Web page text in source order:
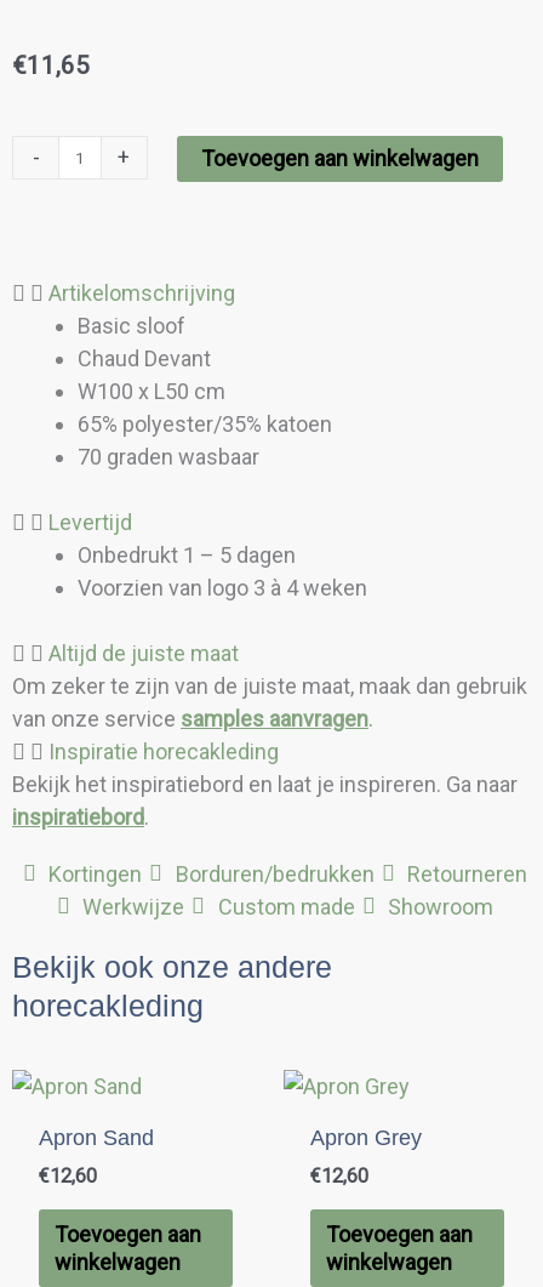
€11,65
-
White
+ Toevoegen aan winkelwagen
Artikelomschrijving
Basic sloof
Chaud Devant
W100 x L50 cm
65% polyester/35% katoen
70 graden wasbaar
Levertijd
Onbedrukt 1 – 5 dagen
Voorzien van logo 3 à 4 weken
Altijd de juiste maat
Om zeker te zijn van de juiste maat, maak dan gebruik
van onze service samples aanvragen.
Inspiratie horecakleding
Bekijk het inspiratiebord en laat je inspireren. Ga naar
inspiratiebord.
Kortingen Borduren/bedrukken
Retourneren
Werkwijze
Custom made Showroom
Bekijk ook onze andere
horecakleding
Apron Sand
€12,60
Toevoegen aan
winkelwagen
Apron Grey
€12,60
Toevoegen aan
winkelwagen